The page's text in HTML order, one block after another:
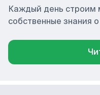
Каждый день строим
собственные знания